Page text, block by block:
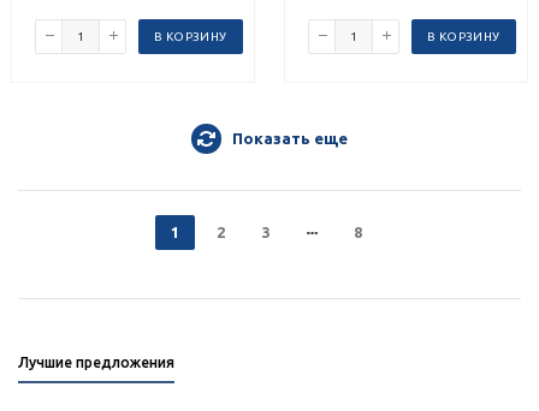
В КОРЗИНУ В КОРЗИНУ
Показать еще
1 2 3 8
Лучшие предложения